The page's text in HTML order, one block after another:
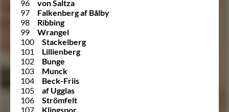
96
von Saltza
97
Falkenberg af Bålby
98
Ribbing
99
Wrangel
100
Stackelberg
101
Lillienberg
102
Bunge
103
Munck
104
Beck-Friis
105
af Ugglas
106
Strömfelt
107
Klingspor